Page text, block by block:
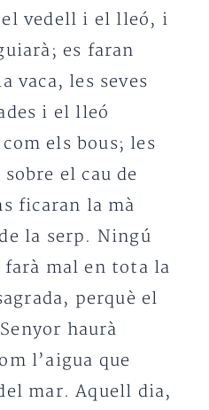
vedell i el lleó, i
es faran
vaca, les seves
i el lleó
els bous; les
el cau de
ficaran la mà
la serp. Ningú
mal en tota la
perquè el
haurà
l’aigua que
mar. Aquell dia,